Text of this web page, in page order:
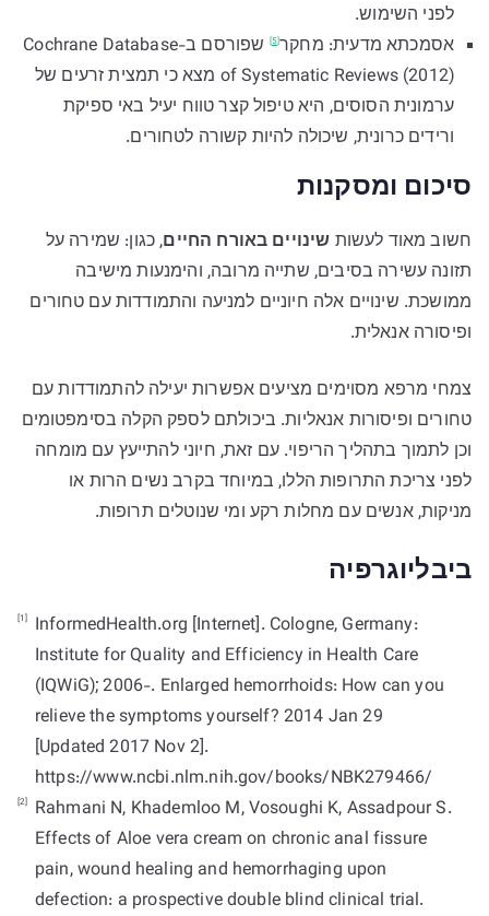
לפני השימוש.
אסמכתא מדעית: מחקר[5]
שפורסם ב-Cochrane Database
of Systematic Reviews (2012) מצא כי תמצית זרעים של
ערמונית הסוסים, היא טיפול קצר טווח יעיל באי ספיקת
ורידים כרונית, שיכולה להיות קשורה לטחורים.
סיכום ומסקנות
חשוב מאוד לעשות שינויים באורח החיים, כגון: שמירה על
תזונה עשירה בסיבים, שתייה מרובה, והימנעות מישיבה
ממושכת. שינויים אלה חיוניים למניעה והתמודדות עם טחורים
ופיסורה אנאלית.
צמחי מרפא מסוימים מציעים אפשרות יעילה להתמודדות עם
טחורים ופיסורות אנאליות. ביכולתם לספק הקלה בסימפטומים
וכן לתמוך בתהליך הריפוי. עם זאת, חיוני להתייעץ עם מומחה
לפני צריכת התרופות הללו, במיוחד בקרב נשים הרות או
מניקות, אנשים עם מחלות רקע ומי שנוטלים תרופות.
ביבליוגרפיה
[1]
InformedHealth.org [Internet]. Cologne, Germany:
Institute for Quality and Efficiency in Health Care
(IQWiG); 2006-. Enlarged hemorrhoids: How can you
relieve the symptoms yourself? 2014 Jan 29
[Updated 2017 Nov 2].
https://www.ncbi.nlm.nih.gov/books/NBK279466/
[2]
Rahmani N, Khademloo M, Vosoughi K, Assadpour S.
Effects of Aloe vera cream on chronic anal fissure
pain, wound healing and hemorrhaging upon
defection: a prospective double blind clinical trial.